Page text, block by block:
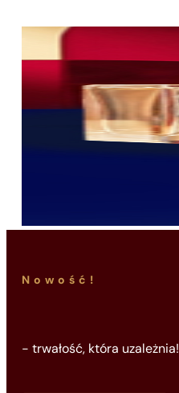
Nowość!
- trwałość, która uzależnia!